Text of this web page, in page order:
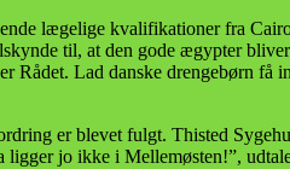
lægelige kvalifikationer fra
til, at den gode ægypter
Rådet. Lad danske drengebørn få
er blevet fulgt. Thisted
jo ikke i Mellemøsten!”,